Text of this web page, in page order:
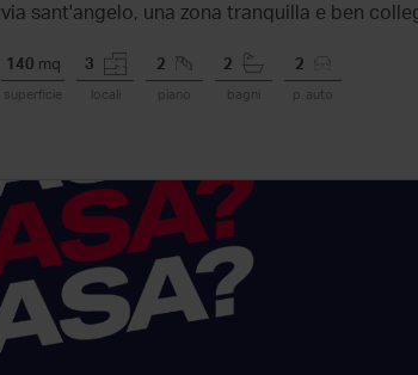
via sant'angelo, una zona tranquilla e ben
140 mq
superficie
3
locali
2
piano
2
bagni
2
p. auto